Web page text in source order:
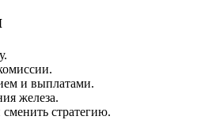
и выплатами.
железа.
стратегию.